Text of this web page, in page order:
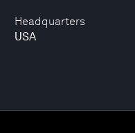
Headquarters
USA